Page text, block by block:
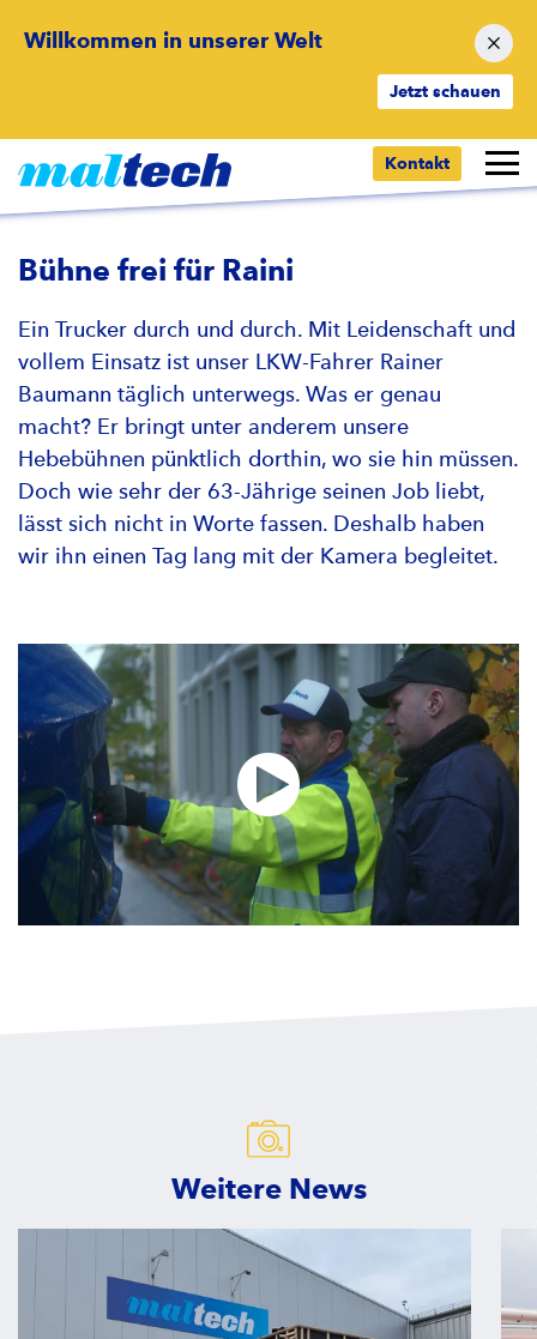
Willkommen in unserer Welt
Jetzt schauen
Kontakt
Bühne frei für Raini
Ein Trucker durch und durch. Mit Leidenschaft und
vollem Einsatz ist unser LKW-Fahrer Rainer
Baumann täglich unterwegs. Was er genau
macht? Er bringt unter anderem unsere
Hebebühnen pünktlich dorthin, wo sie hin müssen.
Doch wie sehr der 63-Jährige seinen Job liebt,
lässt sich nicht in Worte fassen. Deshalb haben
wir ihn einen Tag lang mit der Kamera begleitet.
Weitere News